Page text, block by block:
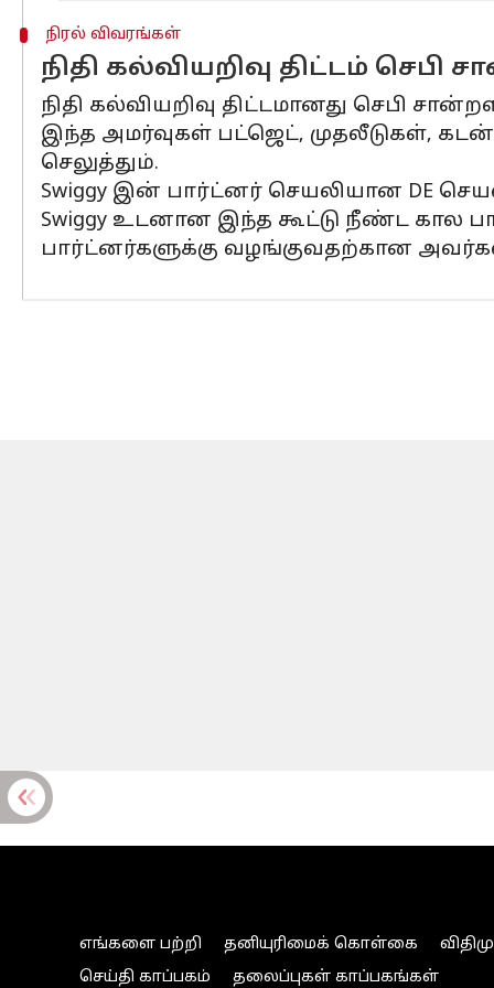
நிரல் விவரங்கள்
நிதி கல்வியறிவு திட்டம்
நிதி கல்வியறிவு திட்டமானது செபி
இந்த அமர்வுகள் பட்ஜெட், முதலீடுகள்,
செலுத்தும்.
Swiggy இன் பார்ட்னர் செயலியான DE
Swiggy உடனான இந்த கூட்டு நீண்ட கால
பார்ட்னர்களுக்கு வழங்குவதற்கான
எங்களை பற்றி தனியுரிமைக் கொள்கை
செய்தி காப்பகம்
தலைப்புகள் காப்பகங்கள்